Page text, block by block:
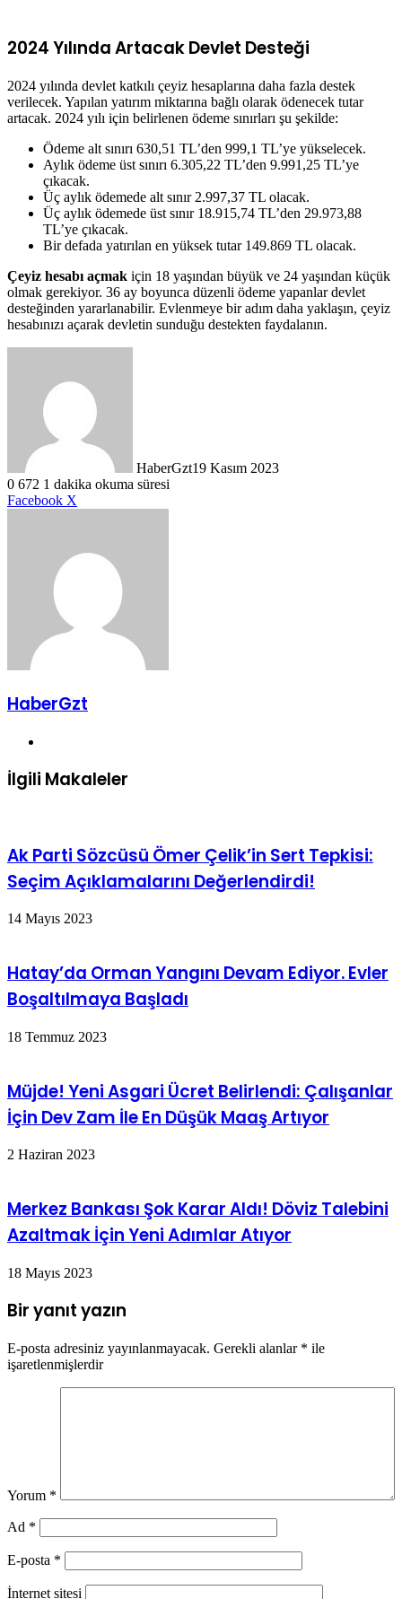
2024 Yılında Artacak Devlet Desteği
2024 yılında devlet katkılı çeyiz hesaplarına daha fazla destek
verilecek. Yapılan yatırım miktarına bağlı olarak ödenecek tutar
artacak. 2024 yılı için belirlenen ödeme sınırları şu şekilde:
Ödeme alt sınırı 630,51 TL’den 999,1 TL’ye yükselecek.
Aylık ödeme üst sınırı 6.305,22 TL’den 9.991,25 TL’ye
çıkacak.
Üç aylık ödemede alt sınır 2.997,37 TL olacak.
Üç aylık ödemede üst sınır 18.915,74 TL’den 29.973,88
TL’ye çıkacak.
Bir defada yatırılan en yüksek tutar 149.869 TL olacak.
Çeyiz hesabı açmak için 18 yaşından büyük ve 24 yaşından küçük
olmak gerekiyor. 36 ay boyunca düzenli ödeme yapanlar devlet
desteğinden yararlanabilir. Evlenmeye bir adım daha yaklaşın, çeyiz
hesabınızı açarak devletin sunduğu destekten faydalanın.
HaberGzt19 Kasım 2023
0 672 1 dakika okuma süresi
Facebook X
HaberGzt
İlgili Makaleler
Ak Parti Sözcüsü Ömer Çelik’in Sert Tepkisi:
Seçim Açıklamalarını Değerlendirdi!
14 Mayıs 2023
Hatay’da Orman Yangını Devam Ediyor. Evler
Boşaltılmaya Başladı
18 Temmuz 2023
Müjde! Yeni Asgari Ücret Belirlendi: Çalışanlar
İçin Dev Zam İle En Düşük Maaş Artıyor
2 Haziran 2023
Merkez Bankası Şok Karar Aldı! Döviz Talebini
Azaltmak İçin Yeni Adımlar Atıyor
18 Mayıs 2023
Bir yanıt yazın
E-posta adresiniz yayınlanmayacak. Gerekli alanlar * ile
işaretlenmişlerdir
Yorum *
Ad *
E-posta *
İnternet sitesi